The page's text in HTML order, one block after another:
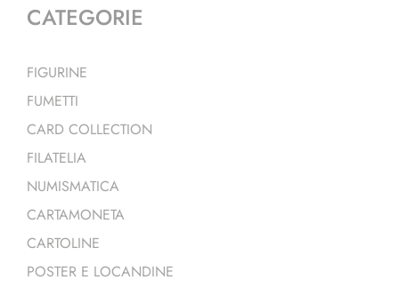
CATEGORIE
FIGURINE
FUMETTI
CARD COLLECTION
FILATELIA
NUMISMATICA
CARTAMONETA
CARTOLINE
POSTER E LOCANDINE